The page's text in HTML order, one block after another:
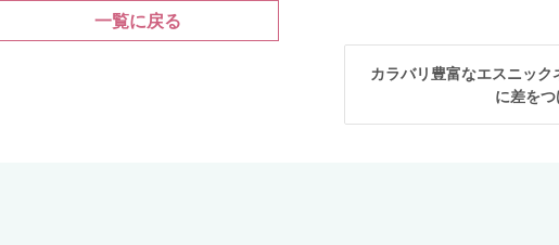
カラバリ豊富なエスニック
に差をつ
一覧に戻る